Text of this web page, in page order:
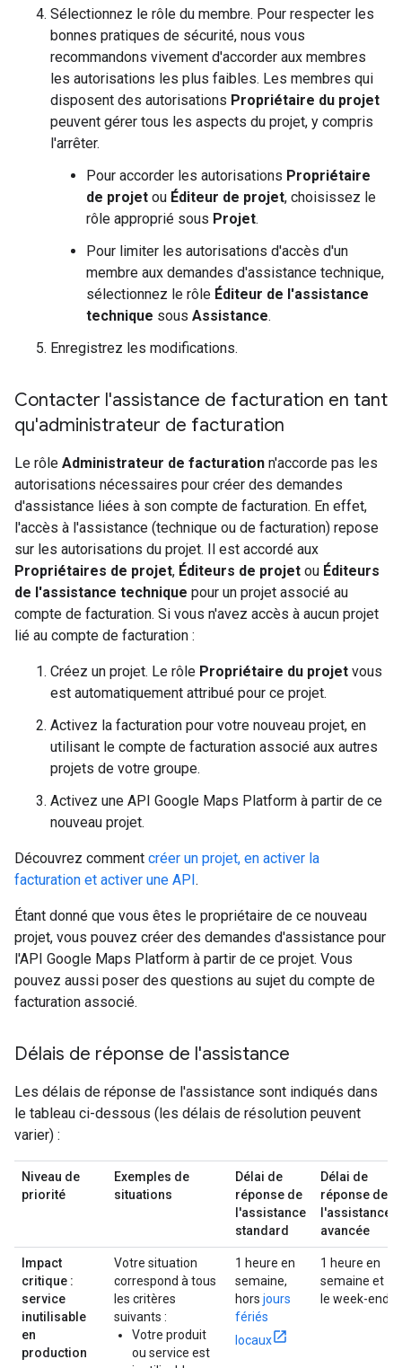
Sélectionnez le rôle du membre. Pour respecter les
bonnes pratiques de sécurité, nous vous
recommandons vivement d'accorder aux membres
les autorisations les plus faibles. Les membres qui
disposent des autorisations Propriétaire du projet
peuvent gérer tous les aspects du projet, y compris
l'arrêter.
Pour accorder les autorisations Propriétaire
de projet ou Éditeur de projet, choisissez le
rôle approprié sous Projet.
Pour limiter les autorisations d'accès d'un
membre aux demandes d'assistance technique,
sélectionnez le rôle Éditeur de l'assistance
technique sous Assistance.
Enregistrez les modifications.
Contacter l'assistance de facturation en tant
qu'administrateur de facturation
Le rôle Administrateur de facturation n'accorde pas les
autorisations nécessaires pour créer des demandes
d'assistance liées à son compte de facturation. En effet,
l'accès à l'assistance (technique ou de facturation) repose
sur les autorisations du projet. Il est accordé aux
Propriétaires de projet, Éditeurs de projet ou Éditeurs
de l'assistance technique pour un projet associé au
compte de facturation. Si vous n'avez accès à aucun projet
lié au compte de facturation :
Créez un projet. Le rôle Propriétaire du projet vous
est automatiquement attribué pour ce projet.
Activez la facturation pour votre nouveau projet, en
utilisant le compte de facturation associé aux autres
projets de votre groupe.
Activez une API Google Maps Platform à partir de ce
nouveau projet.
Découvrez comment créer un projet, en activer la
facturation et activer une API.
Étant donné que vous êtes le propriétaire de ce nouveau
projet, vous pouvez créer des demandes d'assistance pour
l'API Google Maps Platform à partir de ce projet. Vous
pouvez aussi poser des questions au sujet du compte de
facturation associé.
Délais de réponse de l'assistance
Les délais de réponse de l'assistance sont indiqués dans
le tableau ci-dessous (les délais de résolution peuvent
varier) :
Niveau de
priorité
Exemples de
situations
Délai de
réponse de
l'assistance
standard
Délai de
réponse de
l'assistance
avancée
Impact
critique :
service
inutilisable
en
production
Votre situation
correspond à tous
les critères
suivants :
Votre produit
ou service est
1 heure en
semaine,
hors jours
fériés
locaux
1 heure en
semaine et
le week-end